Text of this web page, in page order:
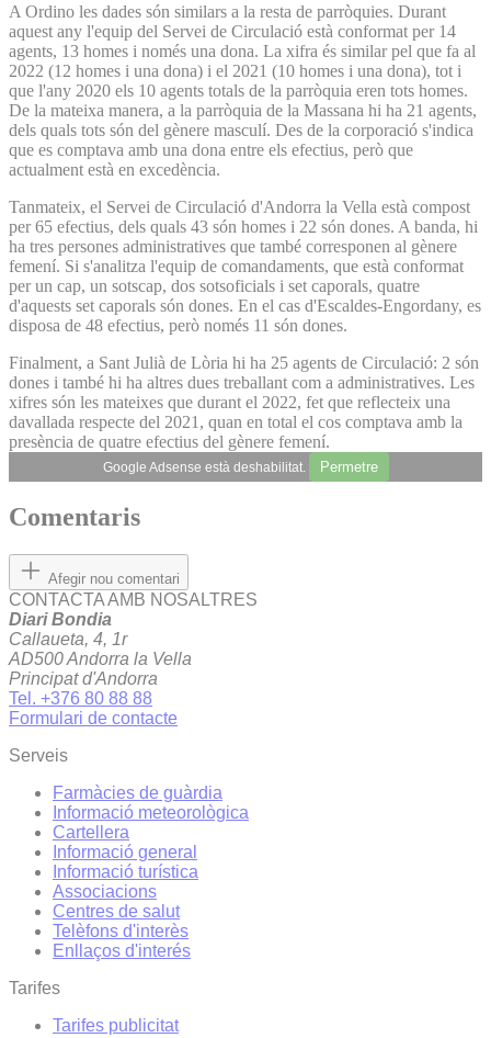
A Ordino les dades són similars a la resta de parròquies. Durant
aquest any l'equip del Servei de Circulació està conformat per 14
agents, 13 homes i només una dona. La xifra és similar pel que fa al
2022 (12 homes i una dona) i el 2021 (10 homes i una dona), tot i
que l'any 2020 els 10 agents totals de la parròquia eren tots homes.
De la mateixa manera, a la parròquia de la Massana hi ha 21 agents,
dels quals tots són del gènere masculí. Des de la corporació s'indica
que es comptava amb una dona entre els efectius, però que
actualment està en excedència.
Tanmateix, el Servei de Circulació d'Andorra la Vella està compost
per 65 efectius, dels quals 43 són homes i 22 són dones. A banda, hi
ha tres persones administratives que també corresponen al gènere
femení. Si s'analitza l'equip de comandaments, que està conformat
per un cap, un sotscap, dos sotsoficials i set caporals, quatre
d'aquests set caporals són dones. En el cas d'Escaldes-Engordany, es
disposa de 48 efectius, però només 11 són dones.
Finalment, a Sant Julià de Lòria hi ha 25 agents de Circulació: 2 són
dones i també hi ha altres dues treballant com a administratives. Les
xifres són les mateixes que durant el 2022, fet que reflecteix una
davallada respecte del 2021, quan en total el cos comptava amb la
presència de quatre efectius del gènere femení.
Google Adsense està deshabilitat. Permetre
Comentaris
Afegir nou comentari
CONTACTA AMB NOSALTRES
Diari Bondia
Callaueta, 4, 1r
AD500 Andorra la Vella
Principat d'Andorra
Tel. +376 80 88 88
Formulari de contacte
Serveis
Farmàcies de guàrdia
Informació meteorològica
Cartellera
Informació general
Informació turística
Associacions
Centres de salut
Telèfons d'interès
Enllaços d'interés
Tarifes
Tarifes publicitat